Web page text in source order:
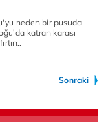
neden bir pusuda
katran karası
Sonraki